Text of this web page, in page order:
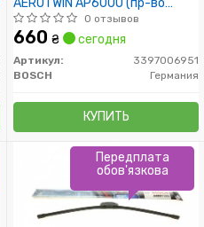
AEROTWIN AP600U (пр-во
Bosch)
0 отзывов
660 ₴ сегодня
Артикул:
3397006951
BOSCH
Германия
КУПИТЬ
Передплата
обов'язкова